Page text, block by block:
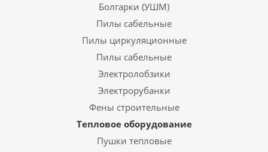
Болгарки (УШМ)
Пилы сабельные
Пилы циркуляционные
Пилы сабельные
Электролобзики
Электрорубанки
Фены строительные
Тепловое оборудование
Пушки тепловые